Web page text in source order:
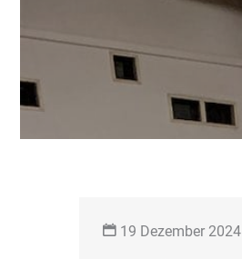
19 Dezember 2024